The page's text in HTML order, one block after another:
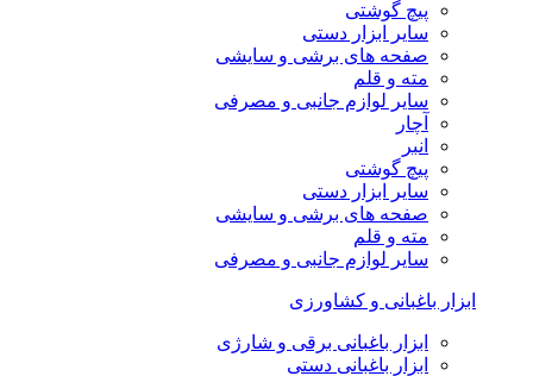
پیچ گوشتی
سایر ابزار دستی
صفحه های برشی و سایشی
مته و قلم
سایر لوازم جانبی و مصرفی
آچار
انبر
پیچ گوشتی
سایر ابزار دستی
صفحه های برشی و سایشی
مته و قلم
سایر لوازم جانبی و مصرفی
ابزار باغبانی و کشاورزی
ابزار باغبانی برقی و شارژی
ابزار باغبانی دستی